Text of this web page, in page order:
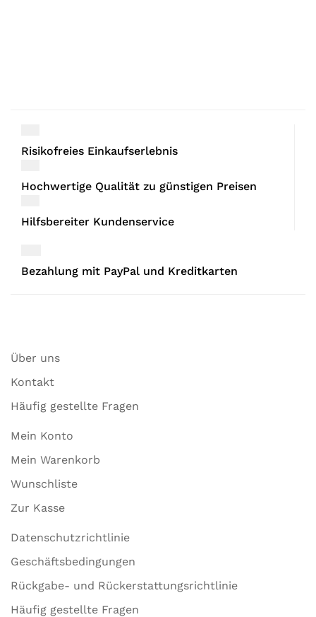
Risikofreies Einkaufserlebnis
Hochwertige Qualität zu günstigen Preisen
Hilfsbereiter Kundenservice
Bezahlung mit PayPal und Kreditkarten
Über uns
Kontakt
Häufig gestellte Fragen
Mein Konto
Mein Warenkorb
Wunschliste
Zur Kasse
Datenschutzrichtlinie
Geschäftsbedingungen
Rückgabe- und Rückerstattungsrichtlinie
Häufig gestellte Fragen